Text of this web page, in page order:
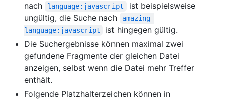
nach
language:javascript
ist beispielsweise
ungültig, die Suche nach
amazing
language:javascript
ist hingegen gültig.
Die Suchergebnisse können maximal zwei
gefundene Fragmente der gleichen Datei
anzeigen, selbst wenn die Datei mehr Treffer
enthält.
Folgende Platzhalterzeichen können in